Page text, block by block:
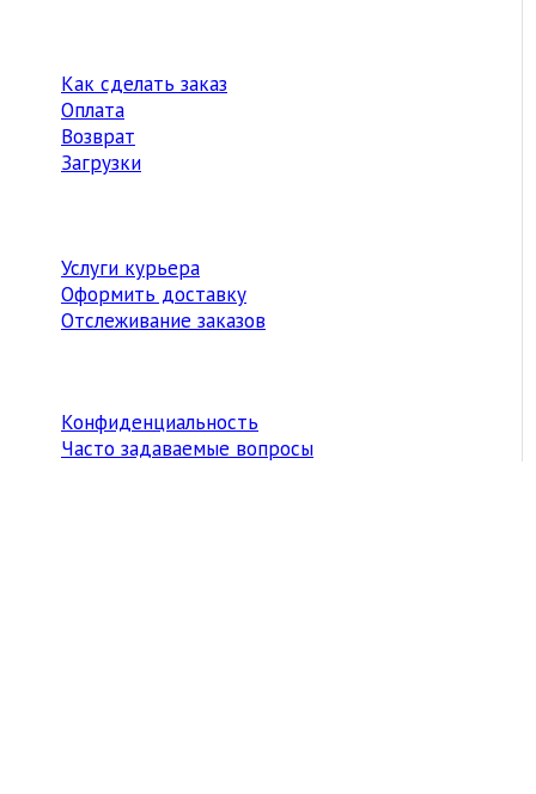
Как сделать заказ
Оплата
Возврат
Загрузки
Услуги курьера
Оформить доставку
Отслеживание заказов
Конфиденциальность
Часто задаваемые вопросы